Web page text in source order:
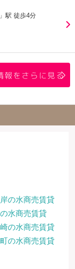
」駅 徒歩4分
報をさらに見る
の水商売賃貸
の水商売賃貸
の水商売賃貸
の水商売賃貸